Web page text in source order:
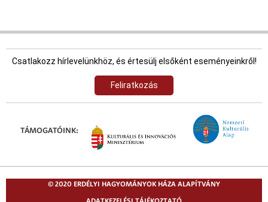
Csatlakozz hírlevelünkhöz, és értesülj elsőként eseményeinkről!
Feliratkozás
TÁMOGATÓINK:
© 2020 ERDÉLYI HAGYOMÁNYOK HÁZA ALAPÍTVÁNY